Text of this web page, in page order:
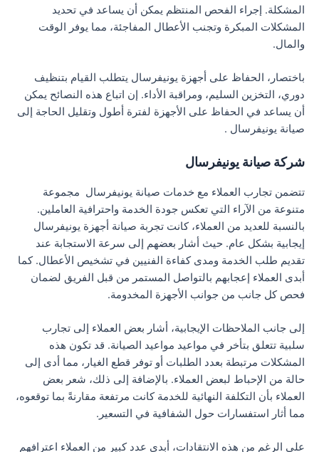
المشكلة. إجراء الفحص المنتظم يمكن أن يساعد في تحديد
المشكلات المبكرة وتجنب الأعطال المفاجئة، مما يوفر الوقت
والمال.
باختصار، الحفاظ على أجهزة يونيفرسال يتطلب القيام بتنظيف
دوري، التخزين السليم، ومراقبة الأداء. إن اتباع هذه النصائح يمكن
أن يساعد في الحفاظ على الأجهزة لفترة أطول وتقليل الحاجة إلى
صيانة يونيفرسال .
شركة صيانة يونيفرسال
تتضمن تجارب العملاء مع خدمات صيانة يونيفرسال مجموعة
متنوعة من الآراء التي تعكس جودة الخدمة واحترافية العاملين.
بالنسبة للعديد من العملاء، كانت تجربة صيانة أجهزة يونيفرسال
إيجابية بشكل عام. حيث أشار بعضهم إلى سرعة الاستجابة عند
تقديم طلب الخدمة ومدى كفاءة الفنيين في تشخيص الأعطال. كما
أبدى العملاء إعجابهم بالتواصل المستمر من قبل الفريق لضمان
فحص كل جانب من جوانب الأجهزة المخدومة.
إلى جانب الملاحظات الإيجابية، أشار بعض العملاء إلى تجارب
سلبية تتعلق بتأخر في مواعيد مواعيد الصيانة. قد تكون هذه
المشكلات مرتبطة بعدد الطلبات أو توفر قطع الغيار، مما أدى إلى
حالة من الإحباط لبعض العملاء. بالإضافة إلى ذلك، شعر بعض
العملاء بأن التكلفة النهائية للخدمة كانت مرتفعة مقارنةً بما توقعوه،
مما أثار استفسارات حول الشفافية في التسعير.
على الرغم من هذه الانتقادات، أبدى عدد كبير من العملاء اعترافهم